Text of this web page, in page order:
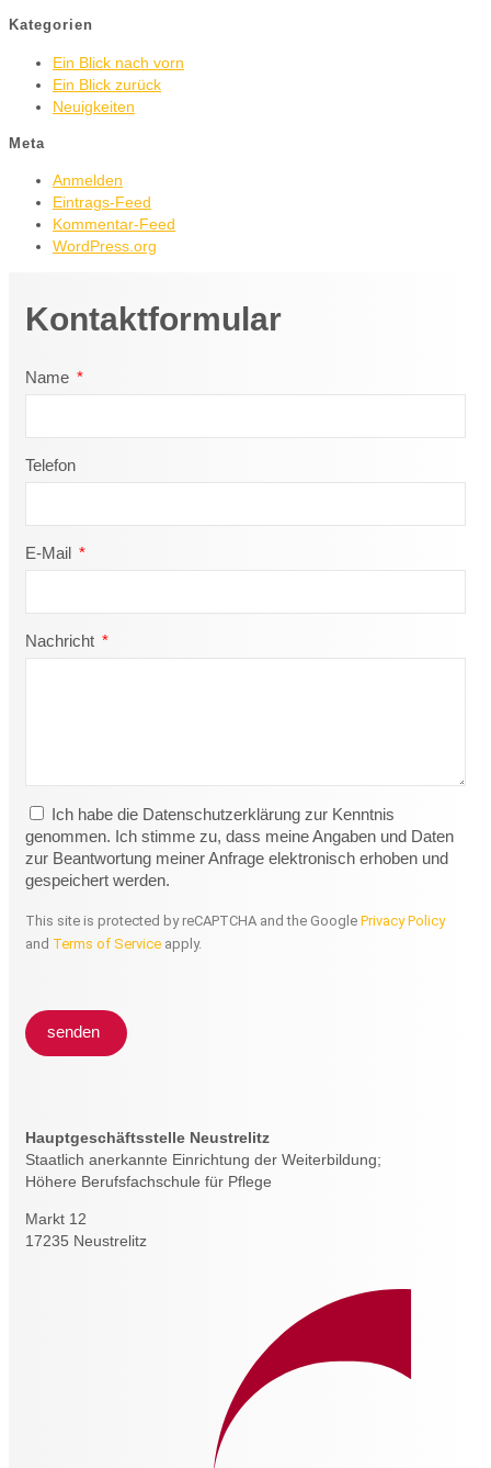
Kategorien
Ein Blick nach vorn
Ein Blick zurück
Neuigkeiten
Meta
Anmelden
Eintrags-Feed
Kommentar-Feed
WordPress.org
Kontaktformular
Name
Telefon
E-Mail
Nachricht
Ich habe die Datenschutzerklärung zur Kenntnis
genommen. Ich stimme zu, dass meine Angaben und Daten
zur Beantwortung meiner Anfrage elektronisch erhoben und
gespeichert werden.
This site is protected by reCAPTCHA and the Google Privacy Policy
and Terms of Service apply.
senden
Hauptgeschäftsstelle Neustrelitz
Staatlich anerkannte Einrichtung der Weiterbildung;
Höhere Berufsfachschule für Pflege
Markt 12
17235 Neustrelitz